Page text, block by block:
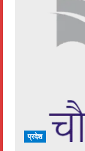
प्रदेश